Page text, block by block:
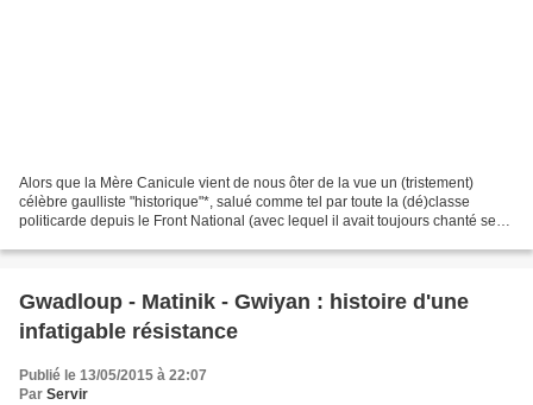
Alors que la Mère Canicule vient de nous ôter de la vue un (tristement)
célèbre gaulliste "historique"*, salué comme tel par toute la (dé)classe
politicarde depuis le Front National (avec lequel il avait toujours chanté ses
Gwadloup - Matinik - Gwiyan : histoire d'une
infatigable résistance
Publié le 13/05/2015 à 22:07
Par Servir